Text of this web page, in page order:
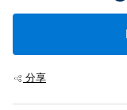
分享